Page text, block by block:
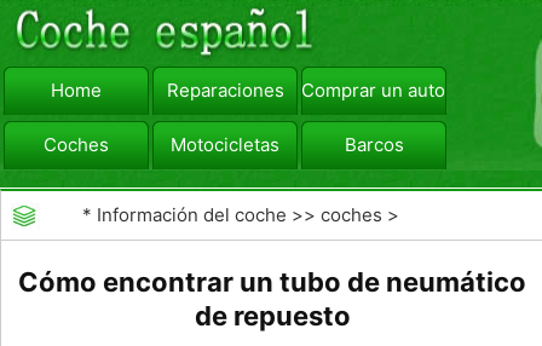
Home Reparaciones Comprar un automóvil
Coches Motocicletas Barcos
viajar Camiones
* Información del coche >>coches >
Cómo encontrar un tubo de neumático
de repuesto